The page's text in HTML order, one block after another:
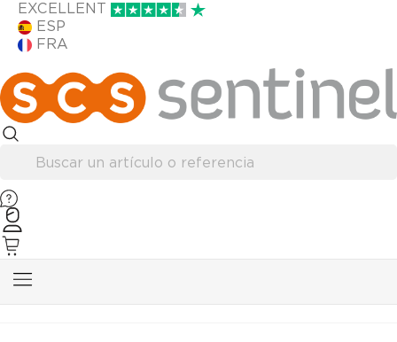
EXCELLENT
ESP
FRA